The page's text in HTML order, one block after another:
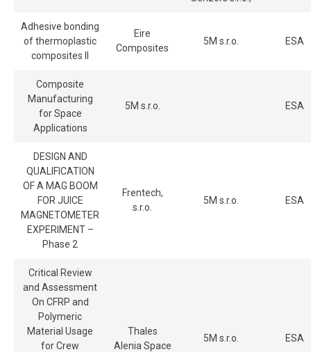
Adhesive bonding
of thermoplastic
composites II
Eire
Composites
5M s.r.o. ESA
Composite
Manufacturing
for Space
Applications
5M s.r.o. ESA
DESIGN AND
QUALIFICATION
OF A MAG BOOM
FOR JUICE
MAGNETOMETER
EXPERIMENT –
Phase 2
Frentech,
s.r.o.
5M s.r.o. ESA
Critical Review
and Assessment
On CFRP and
Polymeric
Material Usage
for Crew
Thales
Alenia Space
5M s.r.o. ESA